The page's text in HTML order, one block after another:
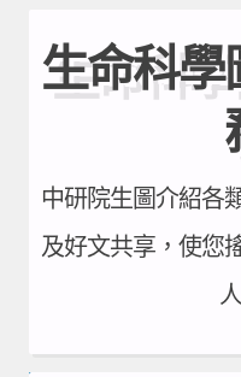
to
content
生命科
中研院生圖介紹各
及好文共享，使您